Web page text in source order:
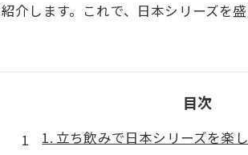
介します。これで、日本シリーズを
目次
1. 立ち飲みで日本シリーズを楽